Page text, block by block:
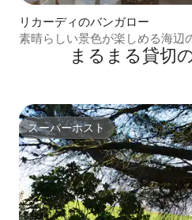
リカーディのバンガロー
素晴らしい景色が楽しめる海辺
まるまる貸切
スーパーホスト
スーパーホスト